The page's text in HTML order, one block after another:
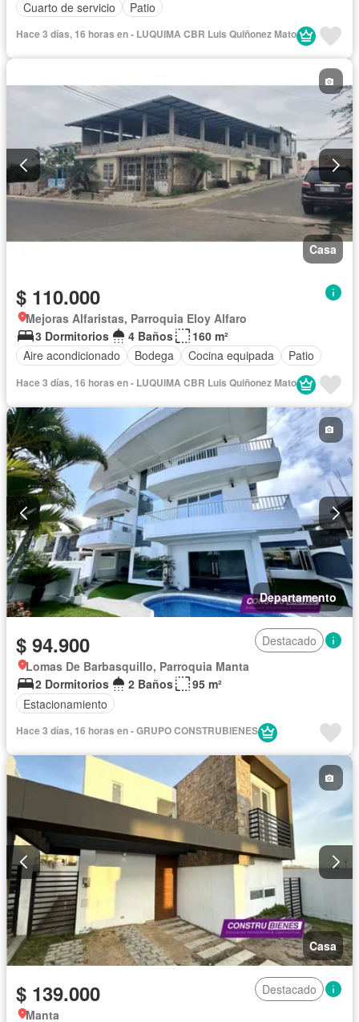
Cuarto de servicio
Patio
Hace 3 días, 16 horas en - LUQUIMA CBR Luis Quiñonez Mato
Casa
$ 110.000
Mejoras Alfaristas, Parroquia Eloy Alfaro
3 Dormitorios
4 Baños
160 m²
Aire acondicionado
Bodega Cocina equipada Patio
Hace 3 días, 16 horas en - LUQUIMA CBR Luis Quiñonez Mato
Departamento
$ 94.900
Destacado
Lomas De Barbasquillo, Parroquia Manta
2 Dormitorios
2 Baños
95 m²
Estacionamiento
Hace 3 días, 16 horas en - GRUPO CONSTRUBIENES
Casa
$ 139.000
Destacado
Manta